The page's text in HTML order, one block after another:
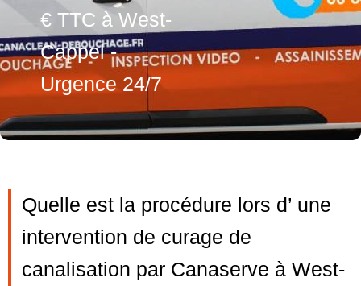
€ TTC à West-
Cappel -
Urgence 24/7
Quelle est la procédure lors d’ une
intervention de curage de
canalisation par Canaserve à West-